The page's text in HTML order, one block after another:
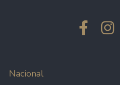
Nacional